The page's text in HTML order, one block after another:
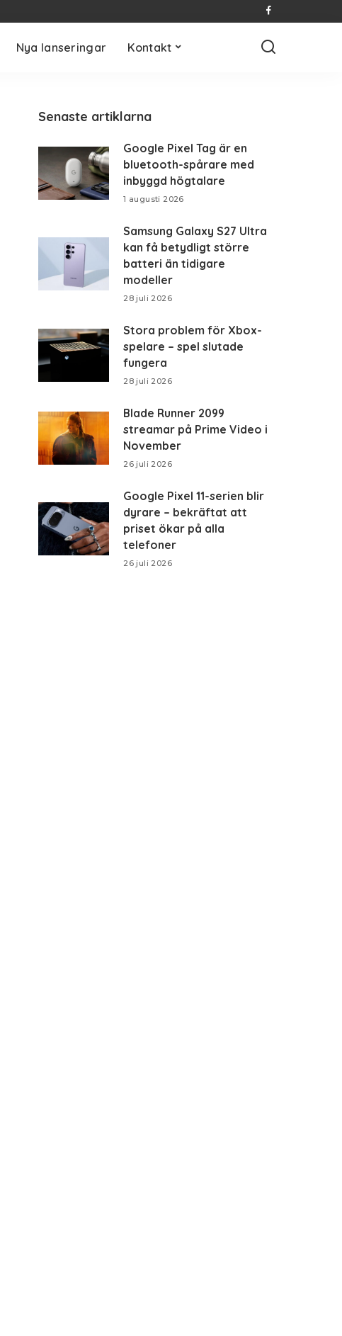
Nya lanseringar Kontakt
Senaste artiklarna
Google Pixel Tag är en
bluetooth-spårare med
inbyggd högtalare
1 augusti 2026
Samsung Galaxy S27 Ultra
kan få betydligt större
batteri än tidigare
modeller
28 juli 2026
Stora problem för Xbox-
spelare – spel slutade
fungera
28 juli 2026
Blade Runner 2099
streamar på Prime Video i
November
26 juli 2026
Google Pixel 11-serien blir
dyrare – bekräftat att
priset ökar på alla
telefoner
26 juli 2026